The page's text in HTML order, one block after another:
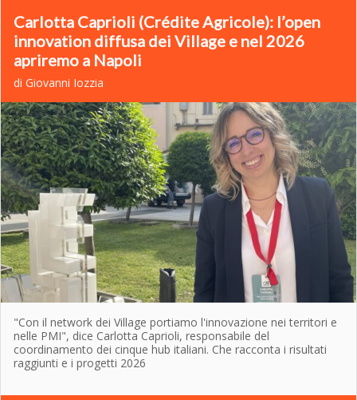
Carlotta Caprioli (Crédite Agricole): l’open
innovation diffusa dei Village e nel 2026
apriremo a Napoli
di Giovanni Iozzia
"Con il network dei Village portiamo l'innovazione nei territori e
nelle PMI", dice Carlotta Caprioli, responsabile del
coordinamento dei cinque hub italiani. Che racconta i risultati
raggiunti e i progetti 2026